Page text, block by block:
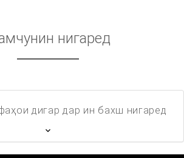
нигаред
дигар дар ин бахш нигаред